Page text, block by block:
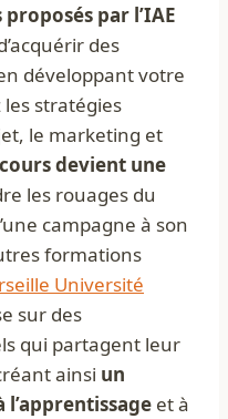
proposés par l’IAE
des
développant votre
stratégies
le marketing et
devient une
les rouages du
campagne à son
formations
Université
sur des
qui partagent leur
ainsi un
et à